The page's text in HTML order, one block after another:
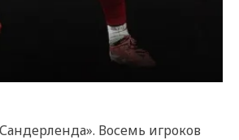
Восемь игроков